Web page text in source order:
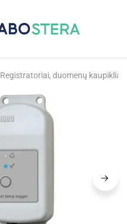
Registratoriai, duomenų kaupikliai